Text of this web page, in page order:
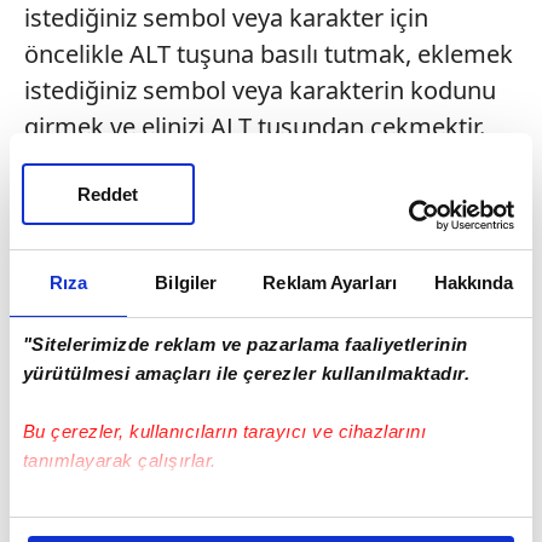
Rıza Bilgiler Reklam Ayarları Hakkında
"Sitelerimizde reklam ve pazarlama faaliyetlerinin
yürütülmesi amaçları ile çerezler kullanılmaktadır.
Bu çerezler, kullanıcıların tarayıcı ve cihazlarını
tanımlayarak çalışırlar.
Bu çerezlere izin vermeniz halinde sizlere özel
Reddet
istediğiniz sembol veya karakter için
öncelikle ALT tuşuna basılı tutmak, eklemek
istediğiniz sembol veya karakterin kodunu
girmek ve elinizi ALT tuşundan çekmektir.
Bu işlem sonunda istediğiniz sembol ya da
karakterin oluştuğunu göreceksiniz. Daha
kolay anlaşılması için birkaç örnek ile
açıklamak isteriz. Örnekler aşağıdaki gibidir;
ALT+ 20= ¶
ALT+ 21= §
ALT+ 157= Ø
2- ALT tuşuna basılı tutularak yapılan